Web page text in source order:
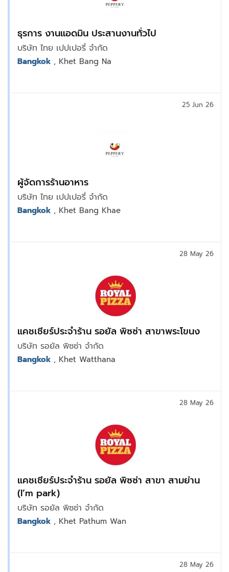
ธุรการ งานแอดมิน ประสานงานทั่วไป
บริษัท ไทย เปปเปอรี่ จำกัด
Bangkok , Khet Bang Na
ผู้จัดการร้านอาหาร
บริษัท ไทย เปปเปอรี่ จำกัด
25 Jun 26
Bangkok , Khet Bang Khae
แคชเชียร์ประจำร้าน รอยัล พิซซ่า สาขาพระโขนง
บริษัท รอยัล พิซซ่า จำกัด
28 May 26
Bangkok , Khet Watthana
แคชเชียร์ประจำร้าน รอยัล พิซซ่า สาขา สามย่าน
(I’m park)
บริษัท รอยัล พิซซ่า จำกัด
28 May 26
Bangkok , Khet Pathum Wan
28 May 26